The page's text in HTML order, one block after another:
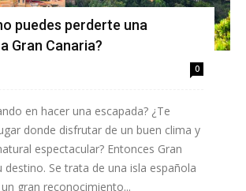
puedes perderte una
Gran Canaria?
0
en hacer una escapada? ¿Te
donde disfrutar de un buen clima y
espectacular? Entonces Gran
destino. Se trata de una isla española
gran reconocimiento...